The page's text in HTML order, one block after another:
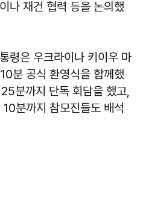
나 재건 협력 등을 논의했
령은 우크라이나 키이우 마
분 공식 환영식을 함께했
분까지 단독 회담을 했고,
분까지 참모진들도 배석